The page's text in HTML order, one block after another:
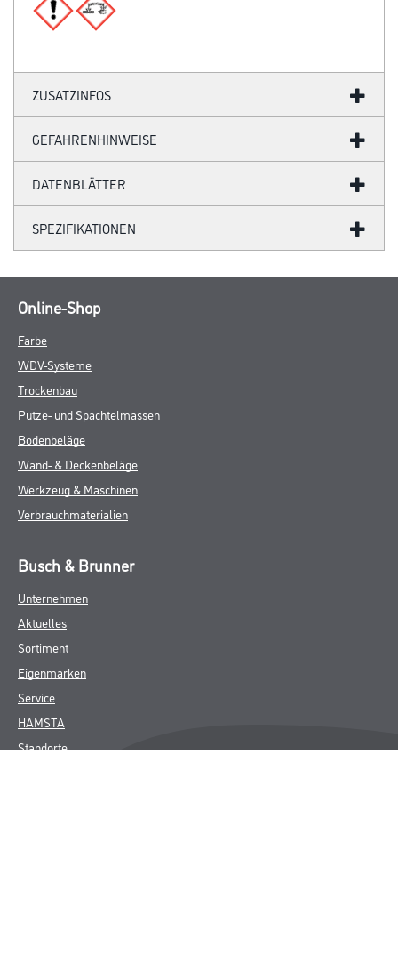
ZUSATZINFOS
GEFAHRENHINWEISE
DATENBLÄTTER
SPEZIFIKATIONEN
Online-Shop
Farbe
WDV-Systeme
Trockenbau
Putze- und Spachtelmassen
Bodenbeläge
Wand- & Deckenbeläge
Werkzeug & Maschinen
Verbrauchmaterialien
Busch & Brunner
Unternehmen
Aktuelles
Sortiment
Eigenmarken
Service
HAMSTA
Standorte